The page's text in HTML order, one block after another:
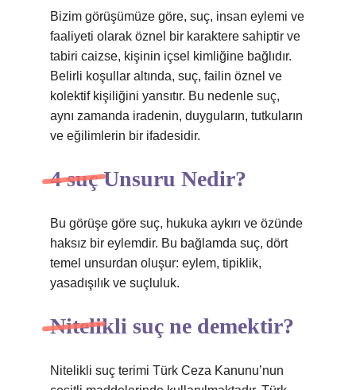
Bizim görüşümüze göre, suç, insan eylemi ve
faaliyeti olarak öznel bir karaktere sahiptir ve
tabiri caizse, kişinin içsel kimliğine bağlıdır.
Belirli koşullar altında, suç, failin öznel ve
kolektif kişiliğini yansıtır. Bu nedenle suç,
aynı zamanda iradenin, duyguların, tutkuların
ve eğilimlerin bir ifadesidir.
4 suç Unsuru Nedir?
Bu görüşe göre suç, hukuka aykırı ve özünde
haksız bir eylemdir. Bu bağlamda suç, dört
temel unsurdan oluşur: eylem, tipiklik,
yasadışılık ve suçluluk.
Nitelikli suç ne demektir?
Nitelikli suç terimi Türk Ceza Kanunu’nun